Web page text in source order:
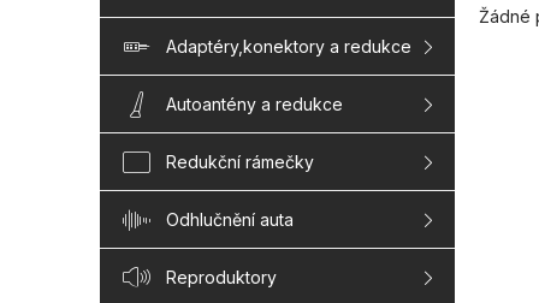
r
n
í
l
Adaptéry,konektory a redukce
Autoantény a redukce
Redukční rámečky
Odhlučnění auta
Reproduktory
Žádné